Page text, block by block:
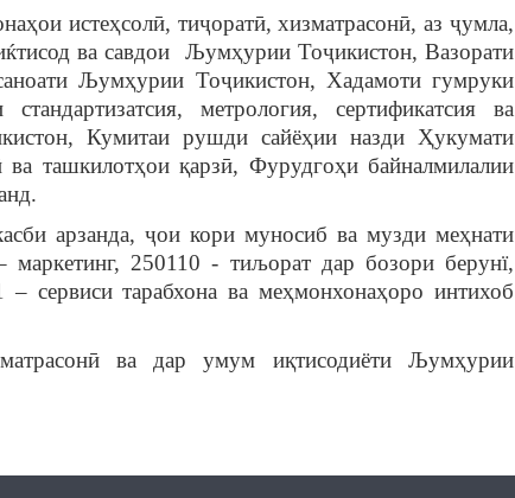
истеҳсолӣ, тиҷоратӣ, хизматрасонӣ, аз ҷумла,
ва савдои Љумҳурии Тоҷикистон, Вазорати
Љумҳурии Тоҷикистон, Хадамоти гумруки
метрология, сертификатсия ва
Кумитаи рушди сайёҳии назди Ҳукумати
ташкилотҳои қарзӣ, Фурудгоҳи байналмилалии
арзанда, ҷои кори муносиб ва музди меҳнати
250110 - тиљорат дар бозори берунї,
тарабхона ва меҳмонхонаҳоро интихоб
ва дар умум иқтисодиёти Љумҳурии